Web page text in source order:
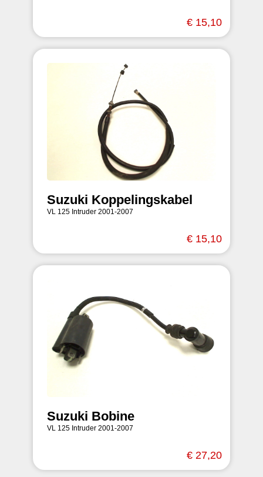
€ 15,10
Suzuki Koppelingskabel
VL 125 Intruder 2001-2007
€ 15,10
Suzuki Bobine
VL 125 Intruder 2001-2007
€ 27,20